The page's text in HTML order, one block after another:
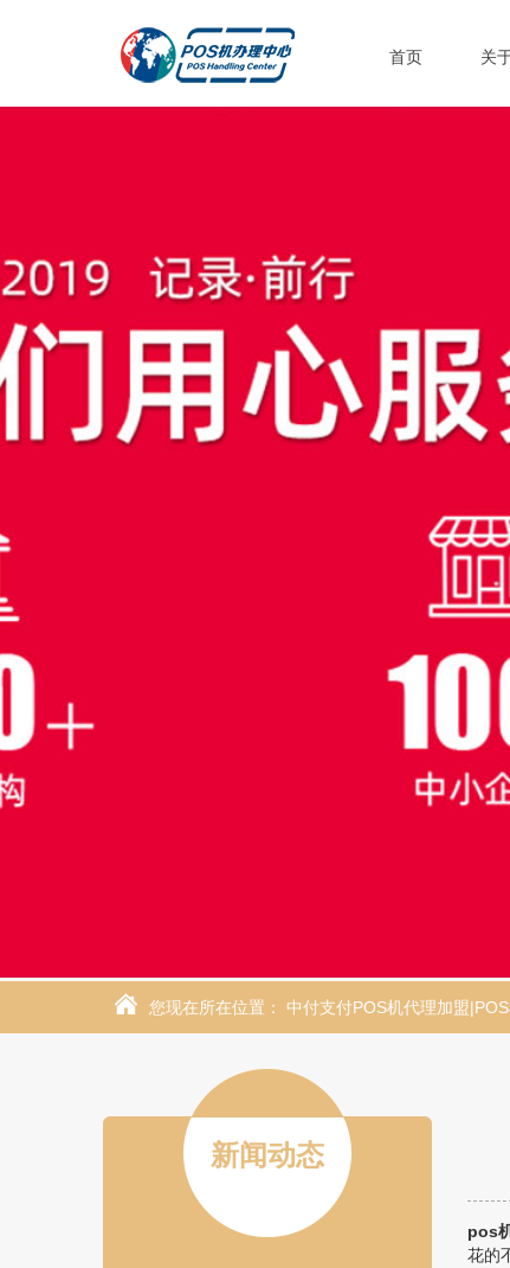
首页 关
您现在所在位置： 中付支付POS机代理加盟
新闻动态
pos
花的